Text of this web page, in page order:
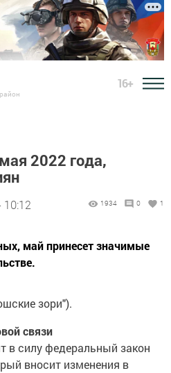
16+
2022 года,
10:12 1934 0 1
май принесет значимые
зори").
связи
в силу федеральный закон
вносит изменения в